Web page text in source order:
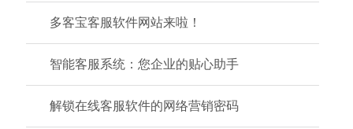
多客宝客服软件网站来啦！
智能客服系统：您企业的贴心助手
解锁在线客服软件的网络营销密码